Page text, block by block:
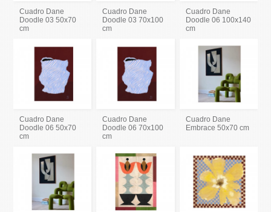
Cuadro Dane
Doodle 03 50x70
cm
Cuadro Dane
Doodle 03 70x100
cm
Cuadro Dane
Doodle 06 100x140
cm
Cuadro Dane
Doodle 06 50x70
cm
Cuadro Dane
Doodle 06 70x100
cm
Cuadro Dane
Embrace 50x70 cm